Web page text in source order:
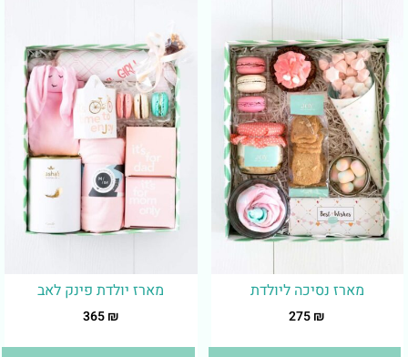
מארז נסיכה ליולדת
275₪
מארז יולדת פינק לאב
365₪